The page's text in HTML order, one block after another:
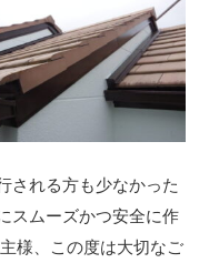
される方も少なかった
スムーズかつ安全に作
様、この度は大切なご